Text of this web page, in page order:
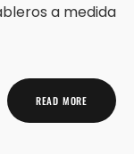
a medida
READ MORE